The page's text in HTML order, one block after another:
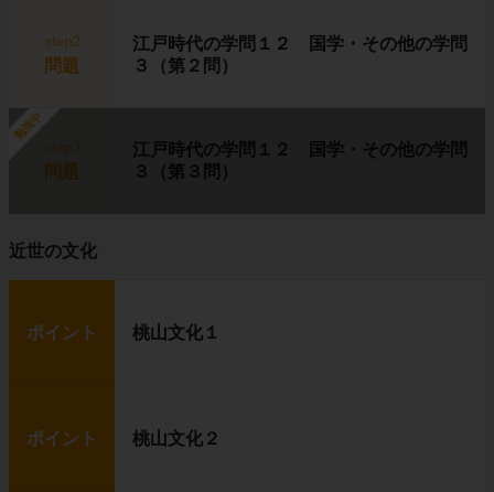
step2
問題
江戸時代の学問１２ 国学・その他の学問
３（第２問）
勉強中
問題
江戸時代の学問１２ 国学・その他の学問
３（第３問）
近世の文化
ポイント 桃山文化１
ポイント 桃山文化２